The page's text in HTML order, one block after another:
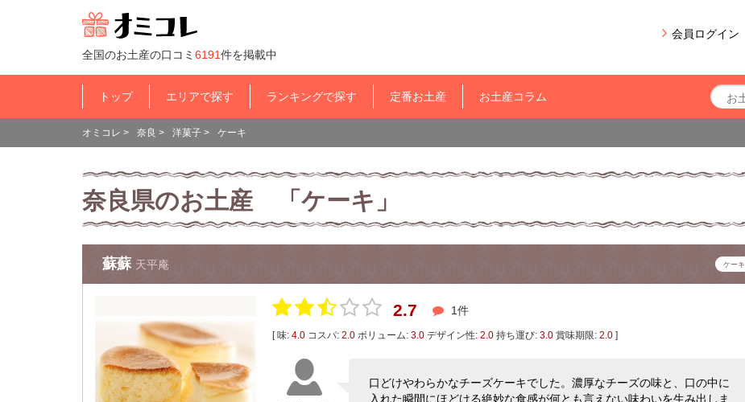
全国のお土産の口コミ 6191件を掲載中
会員ログイン
トップ エリアで探す ランキングで探す 定番お土産 お土産コラム
オミコレ > 奈良 > 洋菓子 > ケーキ
奈良県のお土産 「ケーキ」
蘇蘇 天平庵 ケーキ
2.7 1件
[ 味: 4.0 コスパ: 2.0 ボリューム: 3.0 デザイン性: 2.0 持ち運び: 3.0 賞味期限: 2.0 ]
口どけやわらかなチーズケーキでした。濃厚なチーズの味と、口の中に
入れた瞬間にほどける絶妙な食感が何とも言えない味わいを生み出しま